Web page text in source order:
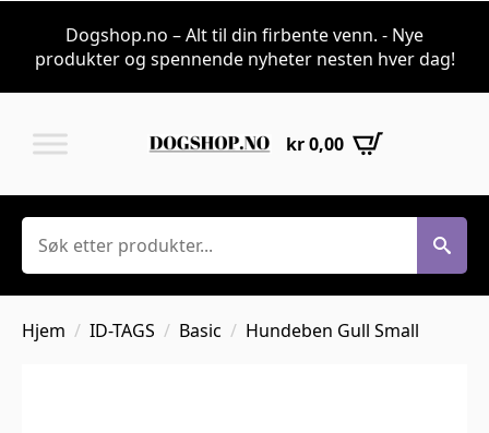
Dogshop.no – Alt til din firbente venn. - Nye
produkter og spennende nyheter nesten hver dag!
kr0,00
Søk
Hjem ID-TAGS Basic Hundeben Gull Small